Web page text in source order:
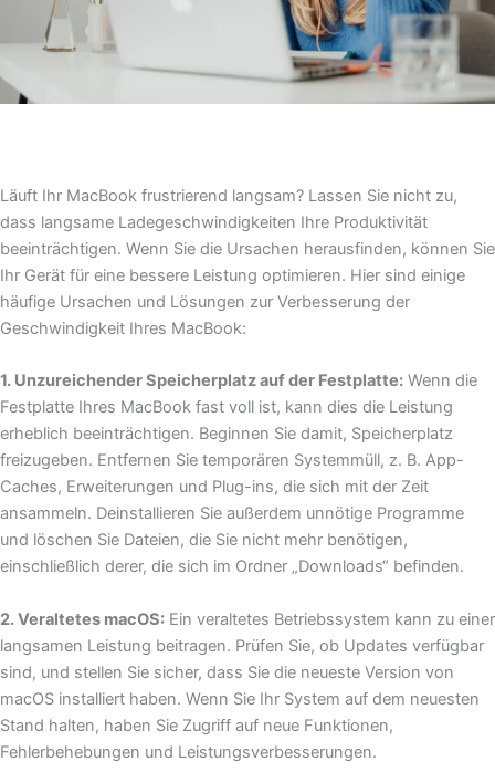
Läuft Ihr MacBook frustrierend langsam? Lassen Sie nicht zu,
dass langsame Ladegeschwindigkeiten Ihre Produktivität
beeinträchtigen. Wenn Sie die Ursachen herausfinden, können Sie
Ihr Gerät für eine bessere Leistung optimieren. Hier sind einige
häufige Ursachen und Lösungen zur Verbesserung der
Geschwindigkeit Ihres MacBook:
1. Unzureichender Speicherplatz auf der Festplatte: Wenn die
Festplatte Ihres MacBook fast voll ist, kann dies die Leistung
erheblich beeinträchtigen. Beginnen Sie damit, Speicherplatz
freizugeben. Entfernen Sie temporären Systemmüll, z. B. App-
Caches, Erweiterungen und Plug-ins, die sich mit der Zeit
ansammeln. Deinstallieren Sie außerdem unnötige Programme
und löschen Sie Dateien, die Sie nicht mehr benötigen,
einschließlich derer, die sich im Ordner „Downloads“ befinden.
2. Veraltetes macOS: Ein veraltetes Betriebssystem kann zu einer
langsamen Leistung beitragen. Prüfen Sie, ob Updates verfügbar
sind, und stellen Sie sicher, dass Sie die neueste Version von
macOS installiert haben. Wenn Sie Ihr System auf dem neuesten
Stand halten, haben Sie Zugriff auf neue Funktionen,
Fehlerbehebungen und Leistungsverbesserungen.